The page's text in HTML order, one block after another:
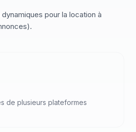
pour la location à
.
de plusieurs plateformes